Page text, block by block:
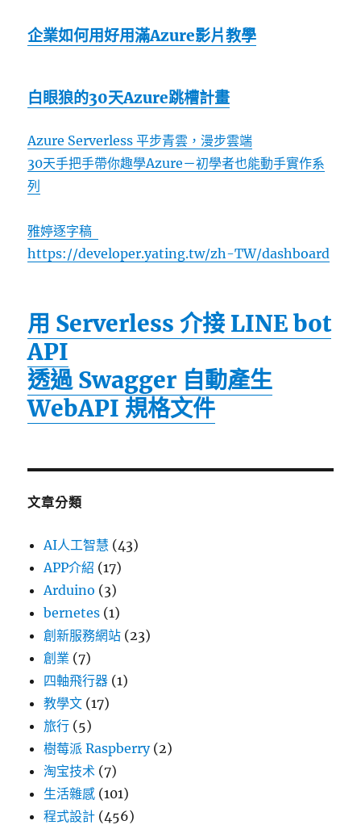
企業如何用好用滿Azure影片教學
白眼狼的30天Azure跳槽計畫
Azure Serverless 平步青雲，漫步雲端
30天手把手帶你趣學Azure－初學者也能動手實作系
列
雅婷逐字稿
https://developer.yating.tw/zh-TW/dashboard
用 Serverless 介接 LINE bot
API
透過 Swagger 自動產生
WebAPI 規格文件
文章分類
AI人工智慧 (43)
APP介紹 (17)
Arduino (3)
bernetes (1)
創新服務網站 (23)
創業 (7)
四軸飛行器 (1)
教學文 (17)
旅行 (5)
樹莓派 Raspberry(2)
淘宝技术 (7)
生活雜感 (101)
程式設計 (456)